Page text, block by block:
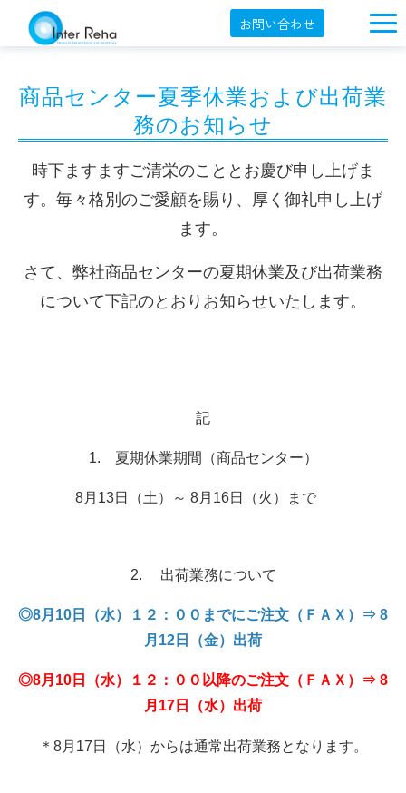
お問い合わせ
製品一覧
展示会・学会
セミナー情報
導入事例
商品センター夏季休業および出荷業
務のお知らせ
時下ますますご清栄のこととお慶び申し上げま
す。毎々格別のご愛顧を賜り、厚く御礼申し上げ
ます。
さて、弊社商品センターの夏期休業及び出荷業務
について下記のとおりお知らせいたします。
記
1. 夏期休業期間（商品センター）
8月13日（土）～ 8月16日（火）まで
2. 出荷業務について
◎8月10日（水）１２：００までにご注文（ＦＡＸ）⇒ 8
月12日（金）出荷
◎8月10日（水）１２：００以降のご注文（ＦＡＸ）⇒ 8
月17日（水）出荷
＊8月17日（水）からは通常出荷業務となります。